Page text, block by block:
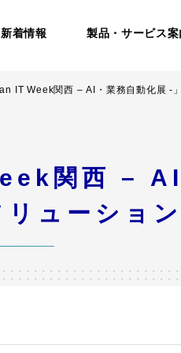
新着情報 製品・サービス案
IT Week関西 – AI・業務自動化展 -
関西 – AI
ューショ